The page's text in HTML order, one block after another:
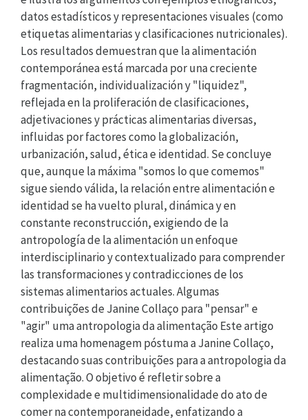
datos estadísticos y representaciones visuales (como
etiquetas alimentarias y clasificaciones nutricionales).
Los resultados demuestran que la alimentación
contemporánea está marcada por una creciente
fragmentación, individualización y "liquidez",
reflejada en la proliferación de clasificaciones,
adjetivaciones y prácticas alimentarias diversas,
influidas por factores como la globalización,
urbanización, salud, ética e identidad. Se concluye
que, aunque la máxima "somos lo que comemos"
sigue siendo válida, la relación entre alimentación e
identidad se ha vuelto plural, dinámica y en
constante reconstrucción, exigiendo de la
antropología de la alimentación un enfoque
interdisciplinario y contextualizado para comprender
las transformaciones y contradicciones de los
sistemas alimentarios actuales. Algumas
contribuições de Janine Collaço para "pensar" e
"agir" uma antropologia da alimentação Este artigo
realiza uma homenagem póstuma a Janine Collaço,
destacando suas contribuições para a antropologia da
alimentação. O objetivo é refletir sobre a
complexidade e multidimensionalidade do ato de
comer na contemporaneidade, enfatizando a